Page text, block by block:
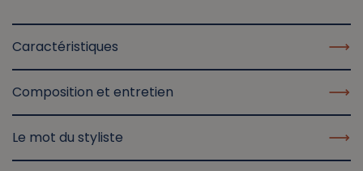
Caractéristiques
Composition et entretien
Le mot du styliste